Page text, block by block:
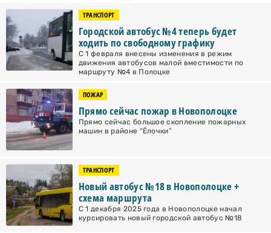
ТРАНСПОРТ
Городской автобус №4 теперь будет
ходить по свободному графику
С 1 февраля внесены изменения в режим
движения автобусов малой вместимости по
маршруту №4 в Полоцке
ПОЖАР
Прямо сейчас пожар в Новополоцке
Прямо сейчас большое скопление пожарных
машин в районе “Ёлочки”
ТРАНСПОРТ
Новый автобус №18 в Новополоцке +
схема маршрута
С 1 декабря 2025 года в Новополоцке начал
курсировать новый городской автобус №18